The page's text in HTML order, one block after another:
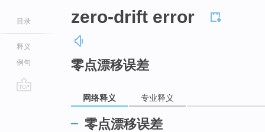
目录
释义
例句
zero-drift error
零点漂移误差
网络释义 专业释义
零点漂移误差